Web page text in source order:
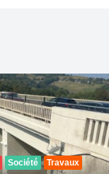
Société Travaux